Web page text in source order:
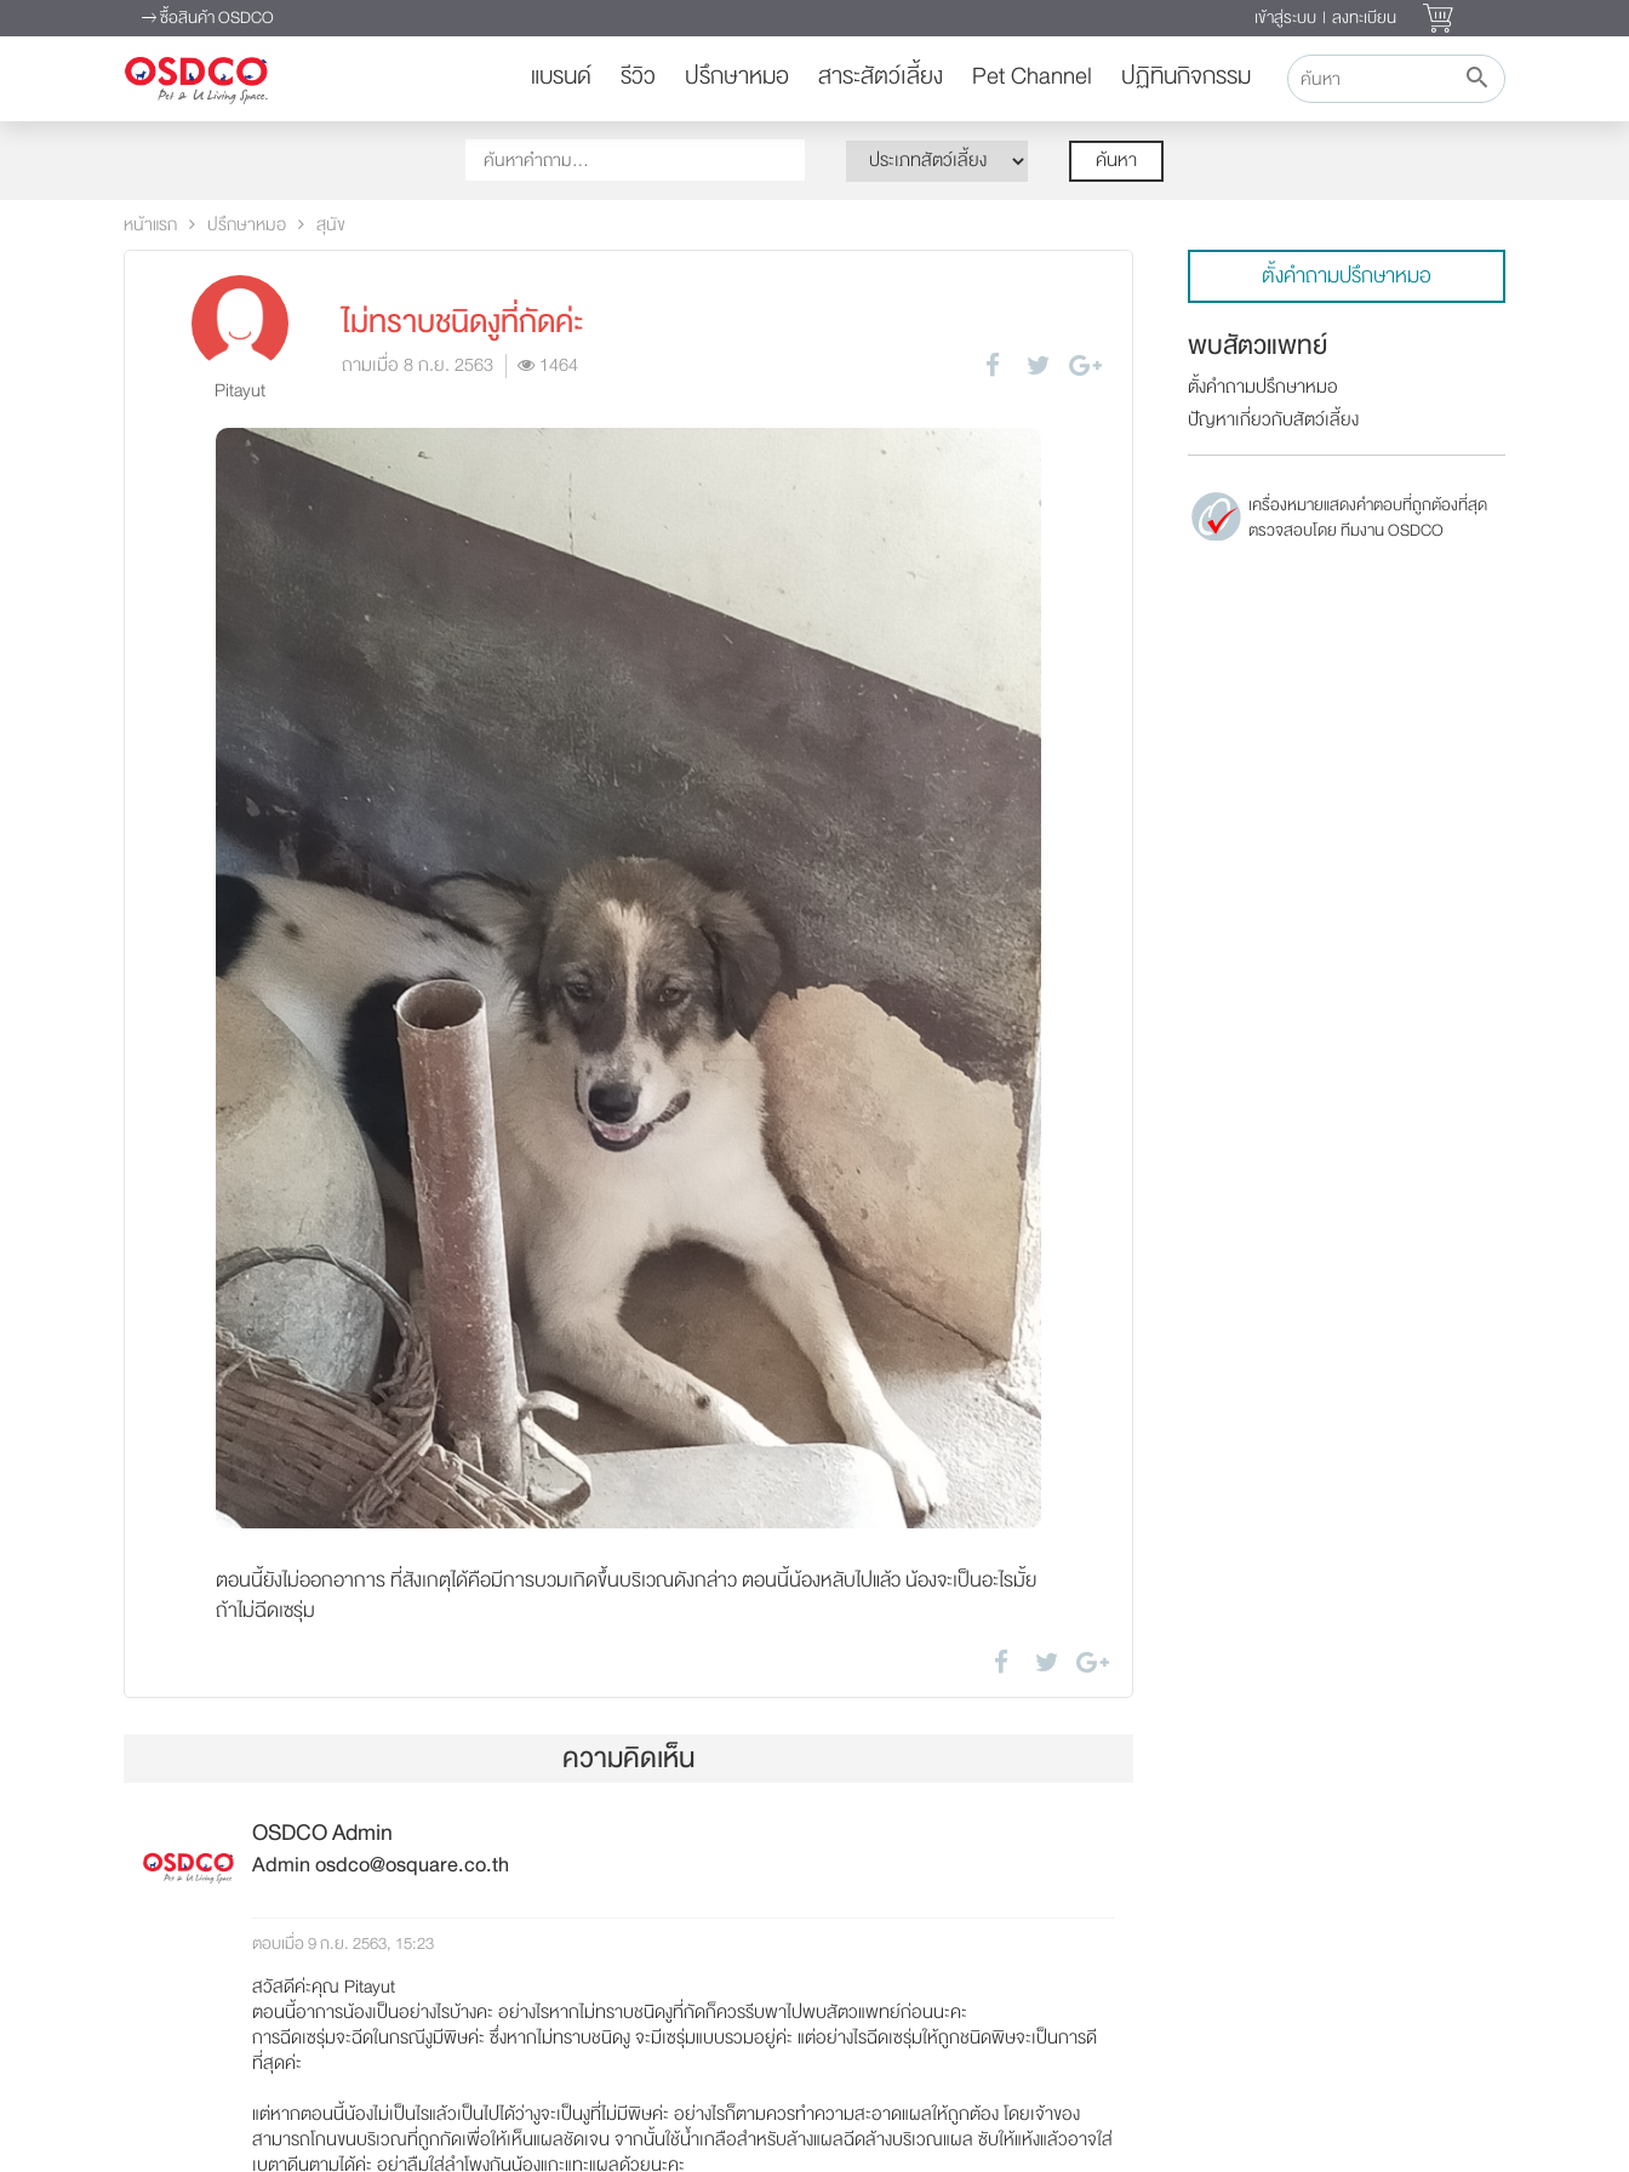
ซื้อสินค้า OSDCO เข้าสู่ระบบ | ลงทะเบียน
แบรนด์ รีวิว ปรึกษาหมอ สาระสัตว์เลี้ยง Pet Channel ปฏิทินกิจกรรม
ค้นหา
หน้าแรก ปรึกษาหมอ สุนัข
Pitayut
ไม่ทราบชนิดงูที่กัดค่ะ
ถามเมื่อ 8 ก.ย. 2563 1464
ตอนนี้ยังไม่ออกอาการ ที่สังเกตุได้คือมีการบวมเกิดขึ้นบริเวณดังกล่าว ตอนนี้น้องหลับไปแล้ว น้องจะเป็นอะไรมั้ย
ถ้าไม่ฉีดเซรุ่ม
ความคิดเห็น
OSDCO Admin
Admin osdco@osquare.co.th
ตอบเมื่อ 9 ก.ย. 2563, 15:23
สวัสดีค่ะคุณ Pitayut
ตอนนี้อาการน้องเป็นอย่างไรบ้างคะ อย่างไรหากไม่ทราบชนิิดงูที่กัดก็ควรรีบพาไปพบสัตวแพทย์ก่อนนะคะ
การฉีดเซรุ่มจะฉีดในกรณีงูมีพิษค่ะ ซึ่งหากไม่ทราบชนิดงู จะมีเซรุ่มแบบรวมอยู่ค่ะ แต่อย่างไรฉีดเซรุ่มให้ถูกชนิดพิษจะเป็นการดี
ที่สุดค่ะ
แต่หากตอนนี้น้องไม่เป็นไรแล้วเป็นไปได้ว่างูจะเป็นงูที่ไม่มีพิษค่ะ อย่างไรก็ตามควรทำความสะอาดแผลให้ถูกต้อง โดยเจ้าของ
สามารถโกนขนบริเวณที่ถูกกัดเพื่อให้เห็นแผลชัดเจน จากนั้นใช้น้ำเกลือสำหรับล้างแผลฉีดล้างบริเวณแผล ซับให้แห้งแล้วอาจใส่
เบตาดีนตามได้ค่ะ อย่าลืมใส่ลำโพงกันน้องแกะแทะแผลด้วยนะคะ
ตั้งคำถามปรึกษาหมอ
พบสัตวแพทย์
ตั้งคำถามปรึกษาหมอ
ปัญหาเกี่ยวกับสัตว์เลี้ยง
เครื่องหมายแสดงคำตอบที่ถูกต้องที่สุด
ตรวจสอบโดย ทีมงาน OSDCO